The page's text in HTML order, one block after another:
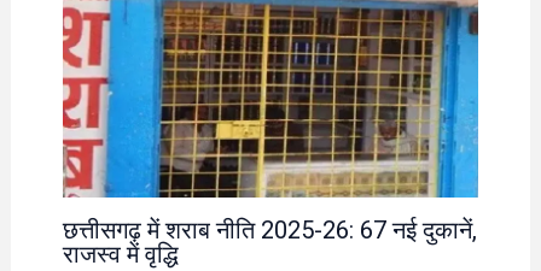
छत्तीसगढ़ में शराब नीति 2025-26: 67 नई दुकानें,
राजस्व में वृद्धि